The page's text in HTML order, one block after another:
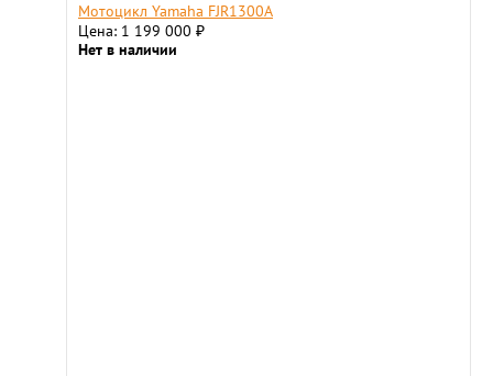
Мотоцикл Yamaha FJR1300A
Цена: 1 199 000 ₽
Нет в наличии